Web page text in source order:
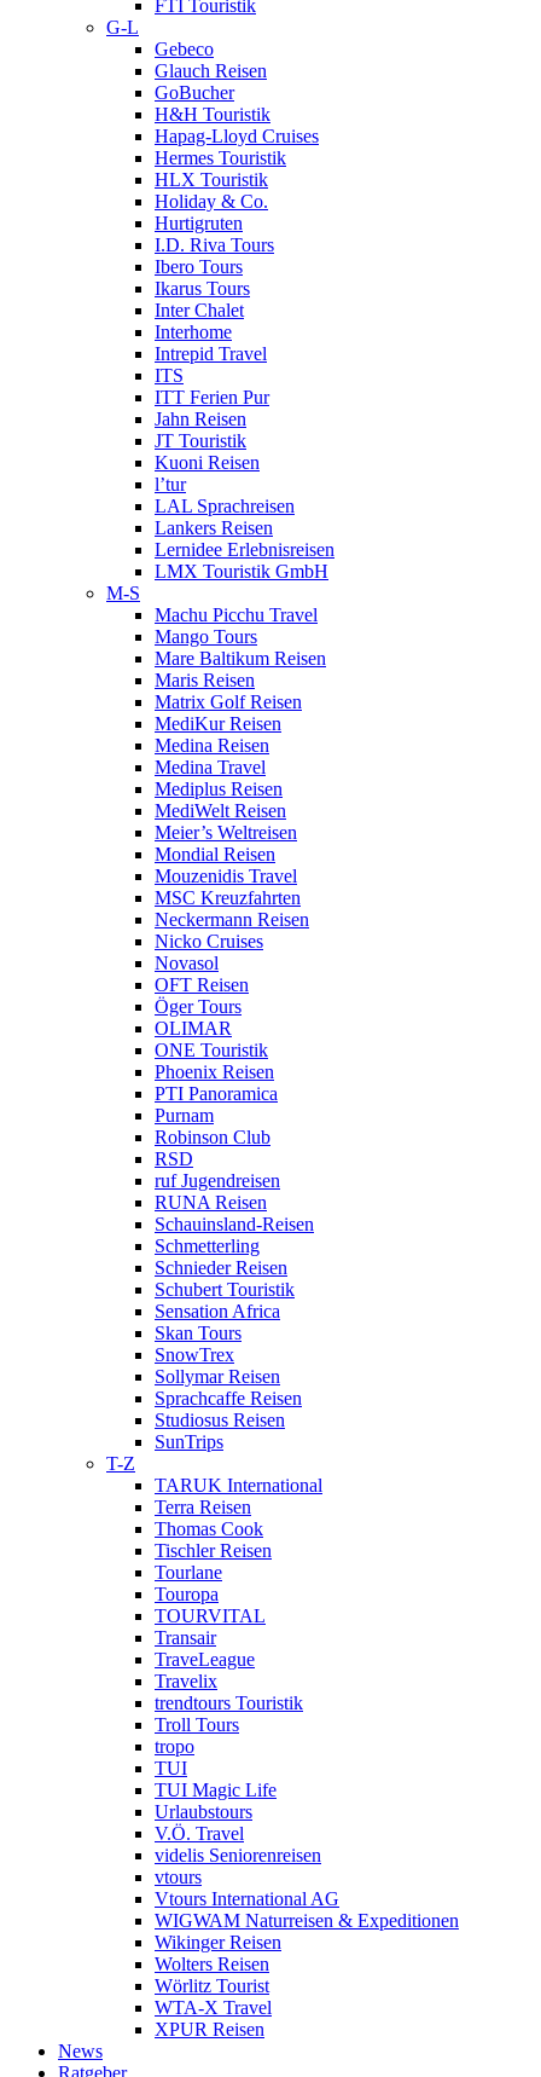
FTI Touristik
G-L
Gebeco
Glauch Reisen
GoBucher
H&H Touristik
Hapag-Lloyd Cruises
Hermes Touristik
HLX Touristik
Holiday & Co.
Hurtigruten
I.D. Riva Tours
Ibero Tours
Ikarus Tours
Inter Chalet
Interhome
Intrepid Travel
ITS
ITT Ferien Pur
Jahn Reisen
JT Touristik
Kuoni Reisen
l’tur
LAL Sprachreisen
Lankers Reisen
Lernidee Erlebnisreisen
LMX Touristik GmbH
M-S
Machu Picchu Travel
Mango Tours
Mare Baltikum Reisen
Maris Reisen
Matrix Golf Reisen
MediKur Reisen
Medina Reisen
Medina Travel
Mediplus Reisen
MediWelt Reisen
Meier’s Weltreisen
Mondial Reisen
Mouzenidis Travel
MSC Kreuzfahrten
Neckermann Reisen
Nicko Cruises
Novasol
OFT Reisen
Öger Tours
OLIMAR
ONE Touristik
Phoenix Reisen
PTI Panoramica
Purnam
Robinson Club
RSD
ruf Jugendreisen
RUNA Reisen
Schauinsland-Reisen
Schmetterling
Schnieder Reisen
Schubert Touristik
Sensation Africa
Skan Tours
SnowTrex
Sollymar Reisen
Sprachcaffe Reisen
Studiosus Reisen
SunTrips
T-Z
TARUK International
Terra Reisen
Thomas Cook
Tischler Reisen
Tourlane
Touropa
TOURVITAL
Transair
TraveLeague
Travelix
trendtours Touristik
Troll Tours
tropo
TUI
TUI Magic Life
Urlaubstours
V.Ö. Travel
videlis Seniorenreisen
vtours
Vtours International AG
WIGWAM Naturreisen & Expeditionen
Wikinger Reisen
Wolters Reisen
Wörlitz Tourist
WTA-X Travel
XPUR Reisen
News
Ratgeber